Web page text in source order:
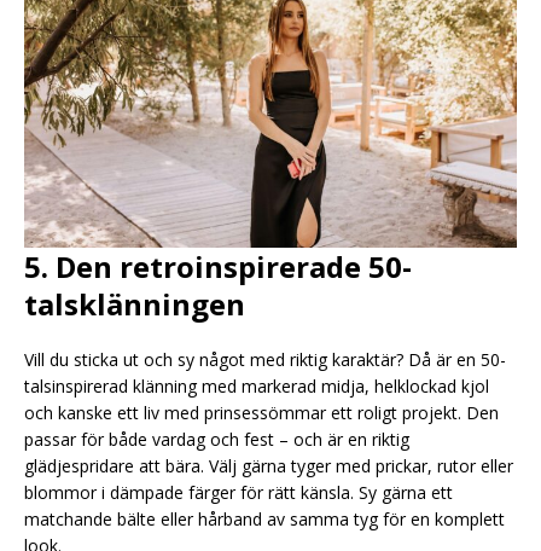
5. Den retroinspirerade 50-
talsklänningen
Vill du sticka ut och sy något med riktig karaktär? Då är en 50-
talsinspirerad klänning med markerad midja, helklockad kjol
och kanske ett liv med prinsessömmar ett roligt projekt. Den
passar för både vardag och fest – och är en riktig
glädjespridare att bära. Välj gärna tyger med prickar, rutor eller
blommor i dämpade färger för rätt känsla. Sy gärna ett
matchande bälte eller hårband av samma tyg för en komplett
look.